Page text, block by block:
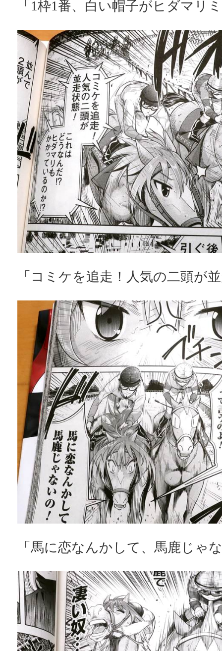
「1枠1番、白い帽子がヒダマリ
「コミケを追走！人気の二頭が
「馬に恋なんかして、馬鹿じゃ